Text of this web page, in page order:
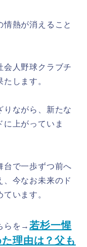
情熱が消えること
会人野球クラブチ
します。
りながら、新たな
上がっていま
台で一歩ずつ前へ
、今なお未来のド
います。
らを→若杉一惺
理由は？父も